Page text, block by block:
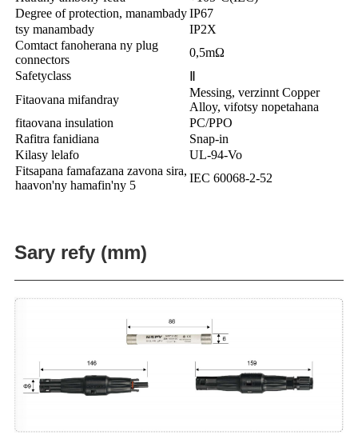
Degree of protection, manambadyIP67
tsy manambady
IP2X
Comtact fanoherana ny plug
connectors
0,5mΩ
Safetyclass
Fitaovana mifandray
Messing, verzinnt Copper
Alloy, vifotsy nopetahana
fitaovana insulation
PC/PPO
Rafitra fanidiana
Snap-in
Kilasy lelafo
UL-94-Vo
Fitsapana famafazana zavona sira,
haavon'ny hamafin'ny 5
IEC 60068-2-52
Sary refy (mm)